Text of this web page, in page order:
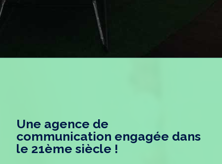
Une agence de
communication engagée dans
le 21ème siècle !